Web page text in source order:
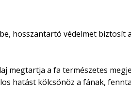
hosszantartó védelmet biztosít
megtartja a fa természetes
hatást kölcsönöz a fának,